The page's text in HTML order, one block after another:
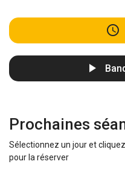
Prochaines
Sélectionnez un jour et
pour la réserver